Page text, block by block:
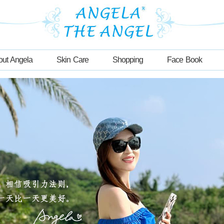
Angela Skin Care Shopping Face Book